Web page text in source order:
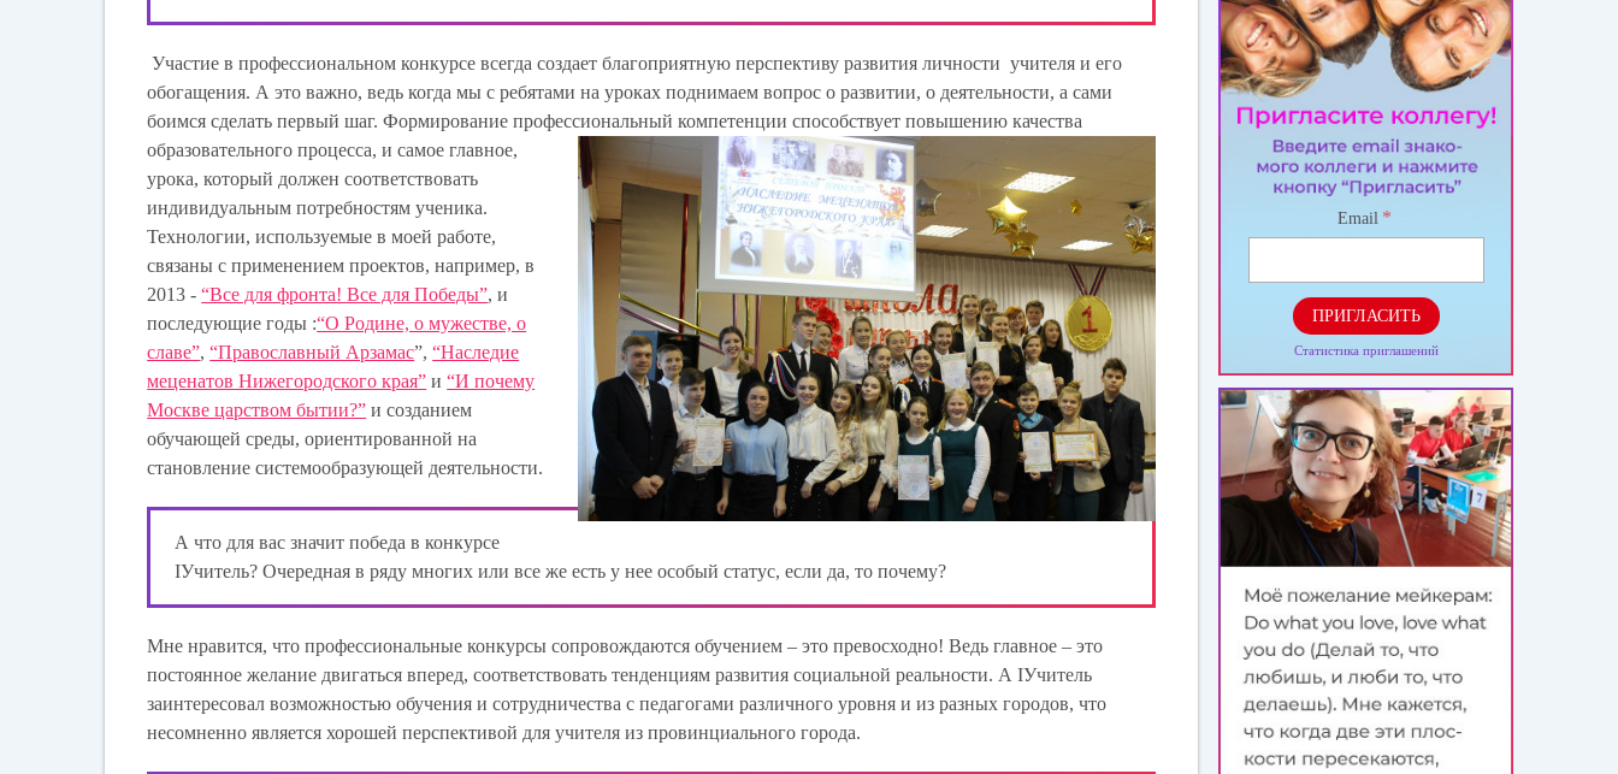
Участие в профессиональном конкурсе всегда создает благоприятную перспективу развития личности учителя и его
обогащения. А это важно, ведь когда мы с ребятами на уроках поднимаем вопрос о развитии, о деятельности, а сами
боимся сделать первый шаг. Формирование профессиональный компетенции способствует повышению качества
образовательного процесса, и самое главное,
урока, который должен соответствовать
индивидуальным потребностям ученика.
Технологии, используемые в моей работе,
связаны с применением проектов, например, в
2013 -“Все для фронта! Все для Победы”, и
последующие годы :“О Родине, о мужестве, о
славе”,“Православный Арзамас”,“Наследие
меценатов Нижегородского края” и“И почему
Москве царством бытии?” и созданием
обучающей среды, ориентированной на
становление системообразующей деятельности.
А что для вас значит победа в конкурсе
IУчитель? Очередная в ряду многих или все же есть у нее особый статус, если да, то почему?
Мне нравится, что профессиональные конкурсы сопровождаются обучением – это превосходно! Ведь главное – это
постоянное желание двигаться вперед, соответствовать тенденциям развития социальной реальности. А IУчитель
заинтересовал возможностью обучения и сотрудничества с педагогами различного уровня и из разных городов, что
несомненно является хорошей перспективой для учителя из провинциального города.
Email *
ПРИГЛАСИТЬ
Статистика приглашений